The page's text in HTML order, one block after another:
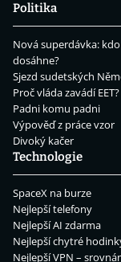
Politika
Nová superdávka:
dosáhne?
Sjezd sudetských
Proč vláda zavádí EET?
Padni komu padni
Výpověď z práce vzor
Divoký kačer
Technologie
SpaceX na burze
Nejlepší telefony
Nejlepší AI zdarma
Nejlepší chytré
Nejlepší VPN –